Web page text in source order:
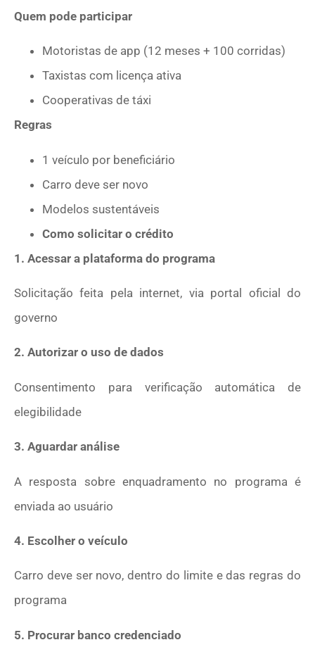
Quem pode participar
Motoristas de app (12 meses + 100 corridas)
Taxistas com licença ativa
Cooperativas de táxi
Regras
1 veículo por beneficiário
Carro deve ser novo
Modelos sustentáveis
Como solicitar o crédito
1. Acessar a plataforma do programa
Solicitação feita pela internet, via portal oficial do
governo
2. Autorizar o uso de dados
Consentimento para verificação automática de
elegibilidade
3. Aguardar análise
A resposta sobre enquadramento no programa é
enviada ao usuário
4. Escolher o veículo
Carro deve ser novo, dentro do limite e das regras do
programa
5. Procurar banco credenciado